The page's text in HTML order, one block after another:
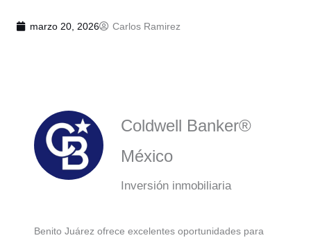
marzo 20, 2026 Carlos Ramirez
Coldwell Banker®
México
Inversión inmobiliaria
Benito Juárez ofrece excelentes oportunidades para